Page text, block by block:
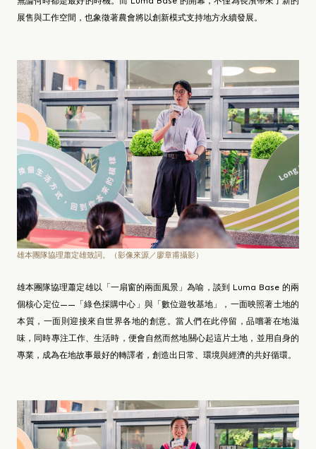
展售與工作空間，也象徵著農會將以創新模式支持地方永續發展。
雄本團隊協理蕭定雄以「一扇窗的兩面風景」為喻，談到 Luma Base 的兩
個核心定位——「綠色採購中心」與「數位遊牧基地」，一面映照著土地的
本質，一面則迎接來自世界各地的創意。當人們在此停留，品嚐著在地滋
味，同時專注工作、生活時，便會自然而然地關心起這片土地，並用自身的
專業，成為在地故事最好的轉譯者，創造出日常、環境與經濟的共好循環。
雄本團隊協理蕭定雄致詞。（影像來源／廖章甫攝影）